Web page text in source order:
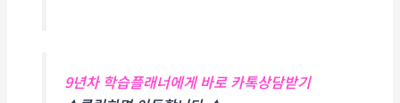
9년차 학습플래너에게 바로 카톡상담받기